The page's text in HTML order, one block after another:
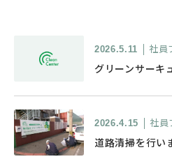
2026.5.11 社員
2026.4.15 社員
道路清掃を行い